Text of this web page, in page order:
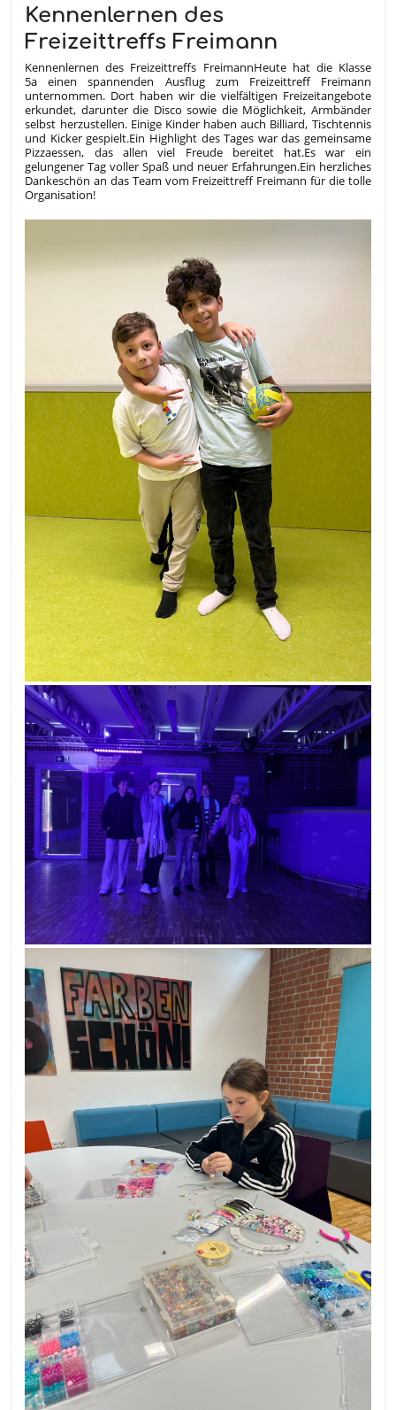
Kennenlernen des
Freizeittreffs Freimann
Kennenlernen des Freizeittreffs FreimannHeute hat die Klasse
5a einen spannenden Ausflug zum Freizeittreff Freimann
unternommen. Dort haben wir die vielfältigen Freizeitangebote
erkundet, darunter die Disco sowie die Möglichkeit, Armbänder
selbst herzustellen. Einige Kinder haben auch Billiard, Tischtennis
und Kicker gespielt.Ein Highlight des Tages war das gemeinsame
Pizzaessen, das allen viel Freude bereitet hat.Es war ein
gelungener Tag voller Spaß und neuer Erfahrungen.Ein herzliches
Dankeschön an das Team vom Freizeittreff Freimann für die tolle
Organisation!